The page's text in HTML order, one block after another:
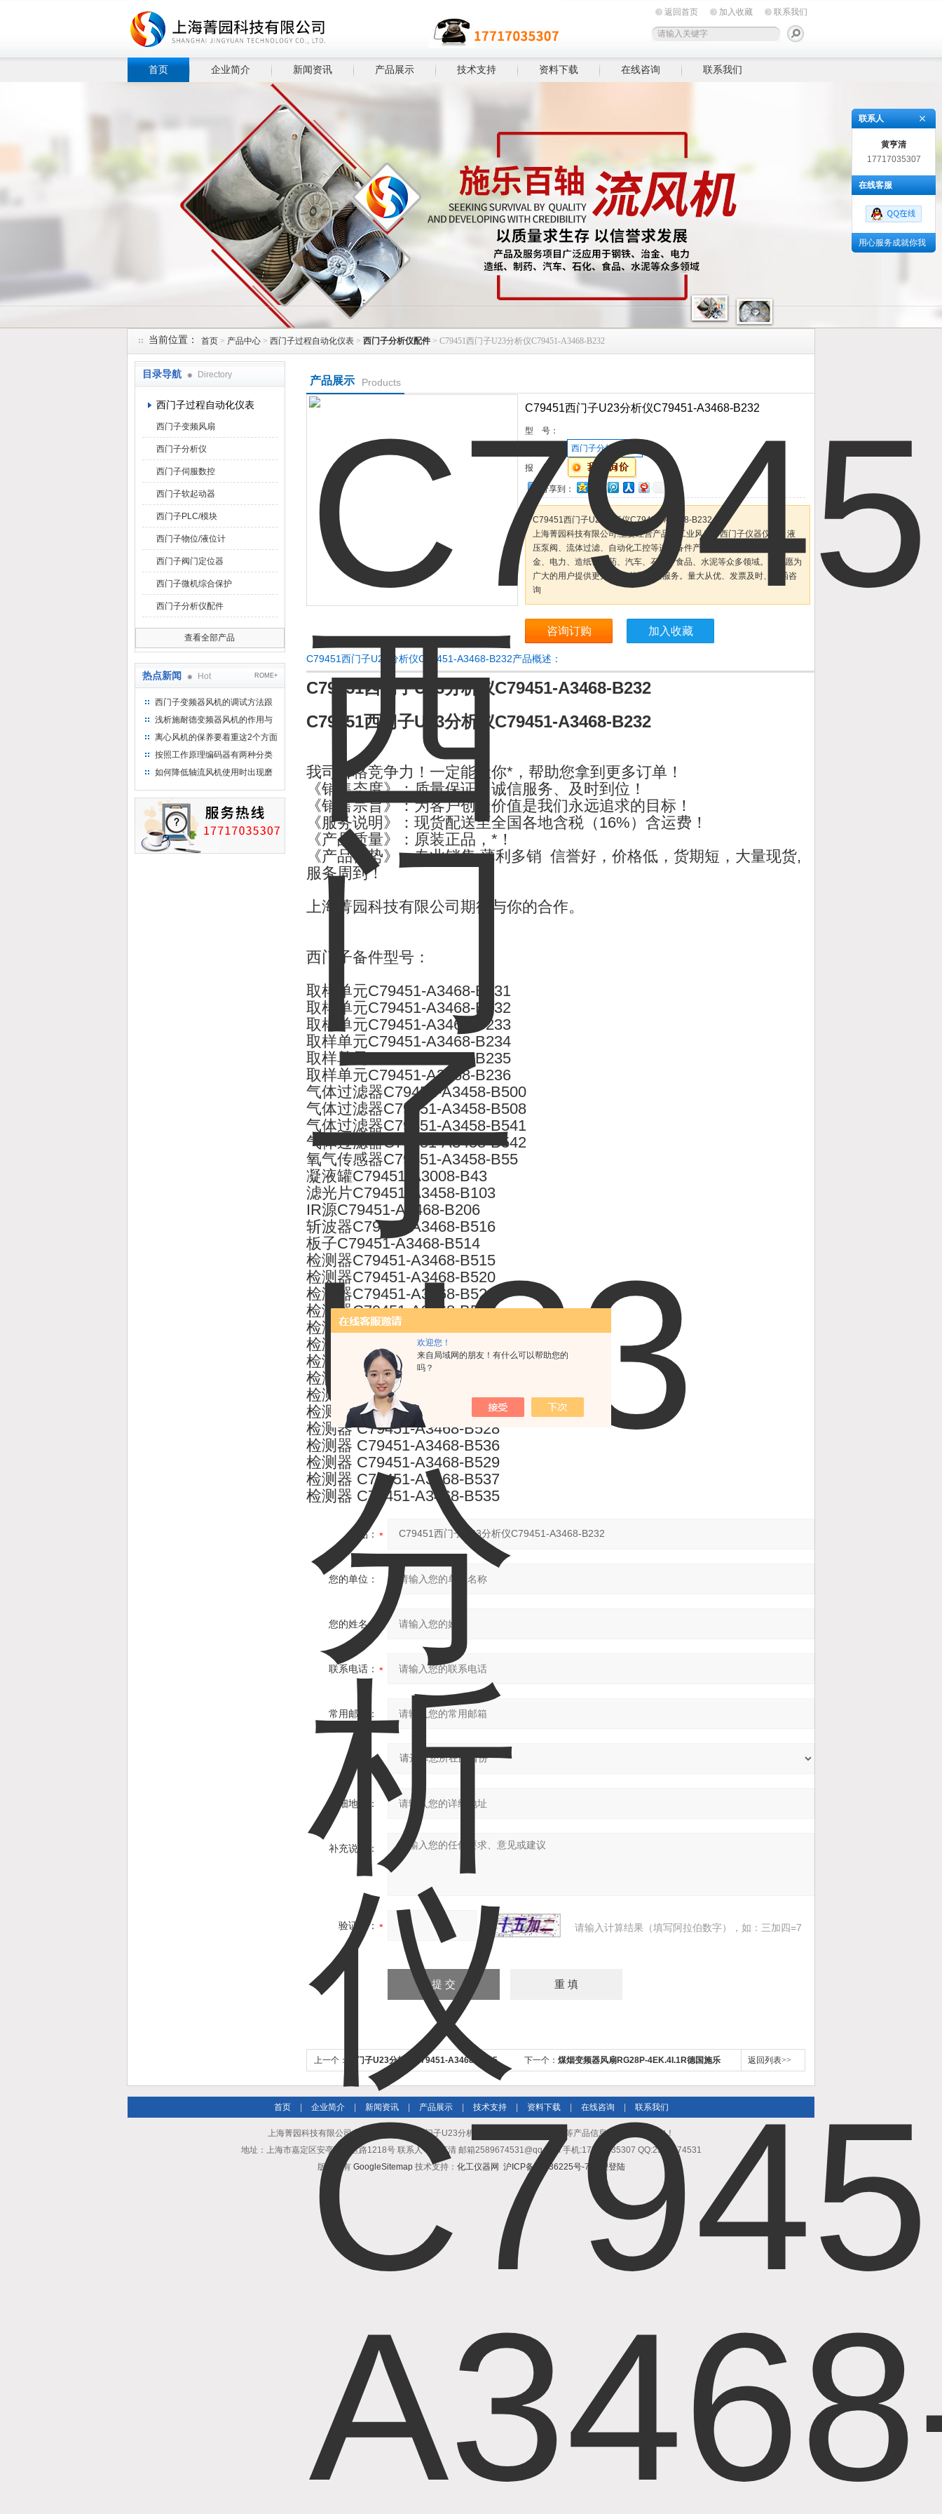
欢迎您！
来自局域网的朋友！有什么可以帮助您的
吗？
返回首页 加入收藏 联系我们
首页 企业简介 新闻资讯 产品展示 技术支持 资料下载 在线咨询 联系我们
当前位置： 首页 > 产品中心 > 西门子过程自动化仪表 > 西门子分析仪配件 > C79451西门子U23分析仪C79451-A3468-B232
目录导航 Directory
西门子过程自动化仪表
西门子变频风扇
西门子分析仪
西门子伺服数控
西门子软起动器
西门子PLC/模块
西门子物位/液位计
西门子阀门定位器
西门子微机综合保护
西门子分析仪配件
查看全部产品
热点新闻 Hot ROME+
西门子变频器风机的调试方法跟
步骤
浅析施耐德变频器风机的作用与
意义所在
离心风机的保养要着重这2个方面
按照工作原理编码器有两种分类
如何降低轴流风机使用时出现磨
产品展示 Products
C79451西门子U23分析仪C79451-A3468-B232
型 号：
西门子分析仪配件
报 价：
分享到：
C79451西门子U23分析仪C79451-A3468-B232
上海菁园科技有限公司.主要经营产品：工业风扇、西门子仪器仪表、液
压泵阀、流体过滤、自动化工控等进口备件产品。广泛应用于钢铁、冶
金、电力、造纸、制药、汽车、石化、食品、水泥等众多领域。我们愿为
广大的用户提供更为*的售前及售后服务。量大从优、发票及时、来函咨
询
咨询订购 加入收藏
C79451西门子U23分析仪C79451-A3468-B232产品概述：
C79451西门子U23分析仪C79451-A3468-B232
C79451西门子U23分析仪C79451-A3468-B232
我司价格竞争力！一定能让你*，帮助您拿到更多订单！
《销售态度》：质量保证、诚信服务、及时到位！
《销售宗旨》：为客户创造价值是我们永远追求的目标！
《服务说明》：现货配送至全国各地含税（16%）含运费！
《产品质量》：原装正品，*！
《产品优势》：专业销售 薄利多销 信誉好，价格低，货期短，大量现货,
服务周到！
上海菁园科技有限公司期待与你的合作。
西门子备件型号：
取样单元C79451-A3468-B231
取样单元C79451-A3468-B232
取样单元C79451-A3468-B233
取样单元C79451-A3468-B234
取样单元C79451-A3468-B235
取样单元C79451-A3468-B236
气体过滤器C79451-A3458-B500
气体过滤器C79451-A3458-B508
气体过滤器C79451-A3458-B541
气体过滤器C79451-A3458-B542
氧气传感器C79451-A3458-B55
凝液罐C79451-A3008-B43
滤光片C79451-A3458-B103
IR源C79451-A3468-B206
斩波器C79451-A3468-B516
板子C79451-A3468-B514
检测器C79451-A3468-B515
检测器C79451-A3468-B520
检测器C79451-A3468-B521
检测器C79451-A3468-B522
检测器C79451-A3468-B530
检测器C79451-A3468-B532
检测器C79451-A3468-B526
检测器C79451-A3468-B531
检测器C79451-A3468-B527
检测器C79451-A3468-B525
检测器 C79451-A3468-B528
检测器 C79451-A3468-B536
检测器 C79451-A3468-B529
检测器 C79451-A3468-B537
检测器 C79451-A3468-B535
产品：
您的单位：
您的姓名：
联系电话：
常用邮箱：
省份：
详细地址：
补充说明：
验证码： 请输入计算结果（填写阿拉伯数字），如：三加四=7
上一个： 西门子U23分析仪C79451-A3468-B235 下一个： 煤烟变频器风扇RG28P-4EK.4I.1R德国施乐 返回列表>>
首页 企业简介 新闻资讯 产品展示 技术支持 资料下载 在线咨询 联系我们
上海菁园科技有限公司专业提供C79451西门子U23分析仪C79451-A3468-B232等产品信息，欢迎来电咨询！
地址：上海市嘉定区安亭镇园区路1218号 联系人：黄亨清 邮箱2589674531@qq.com 手机:17717035307 QQ:2589674531
版权所有 GoogleSitemap技术支持： 化工仪器网 沪ICP备13036225号-7 管理登陆
联系人
黄亨清
17717035307
在线客服
用心服务成就你我